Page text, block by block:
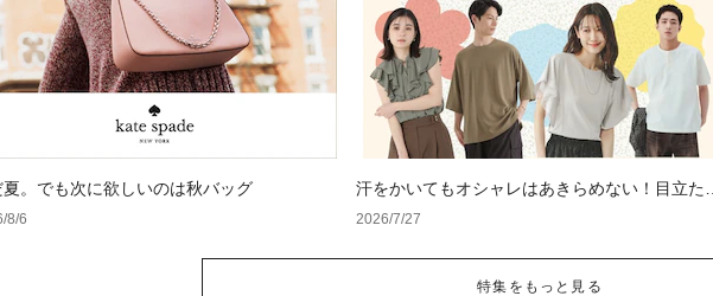
夏。でも次に欲しいのは秋バッグ
8/6
汗をかいてもオシャレはあきらめない！目立たな
い色・形・素材の服をアウトレットで
2026/7/27
特集をもっと見る